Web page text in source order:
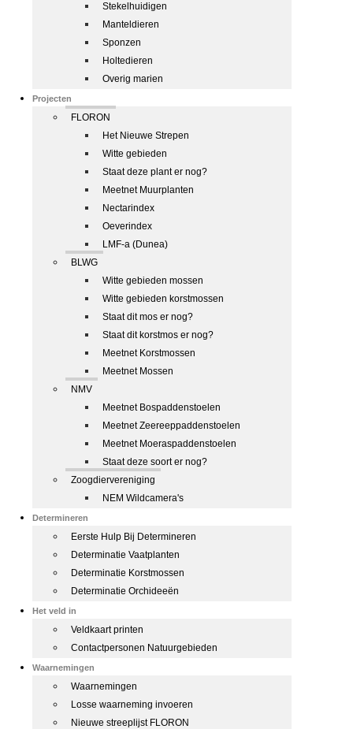
Stekelhuidigen
Manteldieren
Sponzen
Holtedieren
Overig marien
Projecten
FLORON
Het Nieuwe Strepen
Witte gebieden
Staat deze plant er nog?
Meetnet Muurplanten
Nectarindex
Oeverindex
LMF-a (Dunea)
BLWG
Witte gebieden mossen
Witte gebieden korstmossen
Staat dit mos er nog?
Staat dit korstmos er nog?
Meetnet Korstmossen
Meetnet Mossen
NMV
Meetnet Bospaddenstoelen
Meetnet Zeereeppaddenstoelen
Meetnet Moeraspaddenstoelen
Staat deze soort er nog?
Zoogdiervereniging
NEM Wildcamera's
Determineren
Eerste Hulp Bij Determineren
Determinatie Vaatplanten
Determinatie Korstmossen
Determinatie Orchideeën
Het veld in
Veldkaart printen
Contactpersonen Natuurgebieden
Waarnemingen
Waarnemingen
Losse waarneming invoeren
Nieuwe streeplijst FLORON